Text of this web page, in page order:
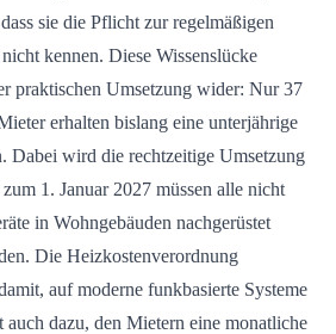
sie die Pflicht zur regelmäßigen
kennen. Diese Wissenslücke
praktischen Umsetzung wider: Nur 37
erhalten bislang eine unterjährige
Dabei wird die rechtzeitige Umsetzung
1. Januar 2027 müssen alle nicht
in Wohngebäuden nachgerüstet
Die Heizkostenverordnung
auf moderne funkbasierte Systeme
auch dazu, den Mietern eine monatliche